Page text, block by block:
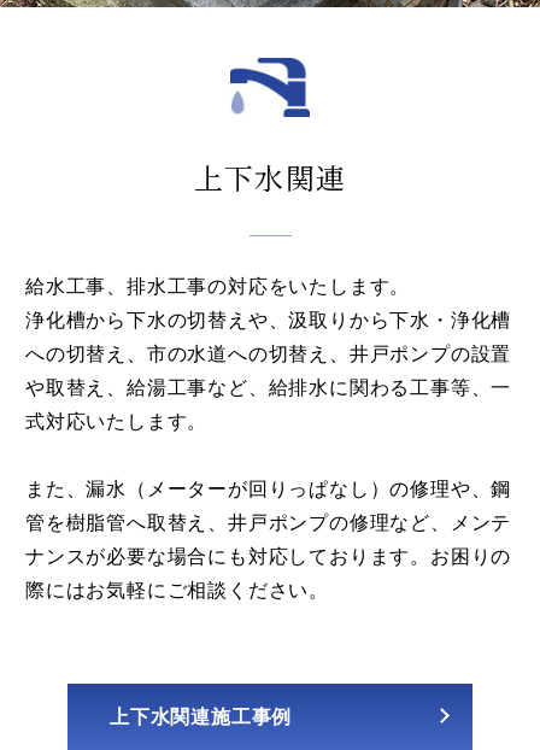
上下水関連
給水工事、排水工事の対応をいたします。
浄化槽から下水の切替えや、汲取りから下水・浄化槽
への切替え、市の水道への切替え、井戸ポンプの設置
や取替え、給湯工事など、給排水に関わる工事等、一
式対応いたします。
また、漏水（メーターが回りっぱなし）の修理や、鋼
管を樹脂管へ取替え、井戸ポンプの修理など、メンテ
ナンスが必要な場合にも対応しております。お困りの
際にはお気軽にご相談ください。
上下水関連施工事例